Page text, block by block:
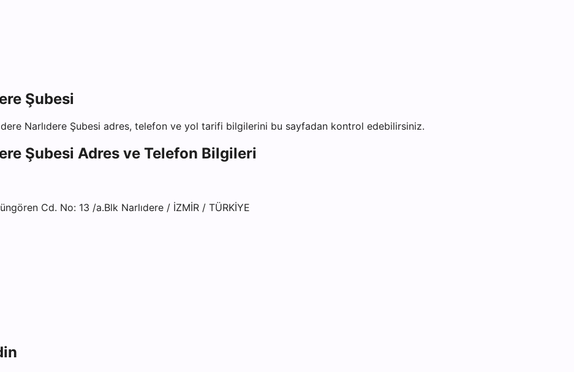
Şubesi
Narlıdere Şubesi adres, telefon ve yol tarifi bilgilerini bu sayfadan kontrol edebilirsiniz.
Şubesi Adres ve Telefon Bilgileri
Cd. No: 13 /a.Blk Narlıdere / İZMİR / TÜRKİYE